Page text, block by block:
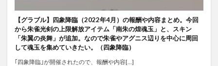
【グラブル】四象降臨（2022年4月）の報酬や内容まとめ。今回
から朱雀光剣の上限解放アイテム「南朱の煌魂玉」と、スキン
「朱翼の炎舞」が追加。なので朱雀やアグニス辺りを中心に周回
して魂玉を集めていきたい。（四象降臨）
｢四象降臨｣が開催されたので、報酬や内容[…]